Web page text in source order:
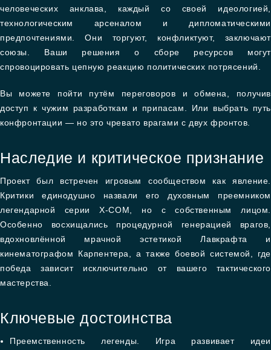
человеческих анклава, каждый со своей идеологией,
технологическим арсеналом и дипломатическими
предпочтениями. Они торгуют, конфликтуют, заключают
союзы. Ваши решения о сборе ресурсов могут
спровоцировать цепную реакцию политических потрясений.
Вы можете пойти путём переговоров и обмена, получив
доступ к чужим разработкам и припасам. Или выбрать путь
конфронтации — но это чревато врагами с двух фронтов.
Наследие и критическое признание
Проект был встречен игровым сообществом как явление.
Критики единодушно назвали его духовным преемником
легендарной серии X-COM, но с собственным лицом.
Особенно восхищались процедурной генерацией врагов,
вдохновлённой мрачной эстетикой Лавкрафта и
кинематографом Карпентера, а также боевой системой, где
победа зависит исключительно от вашего тактического
мастерства.
Ключевые достоинства
Преемственность легенды. Игра развивает идеи